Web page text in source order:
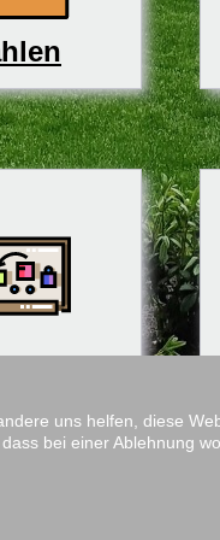
uns helfen, diese
bei einer Ablehnung